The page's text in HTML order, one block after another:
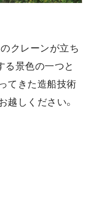
クレーンが立ち
る景色の一つと
てきた造船技術
越しください。